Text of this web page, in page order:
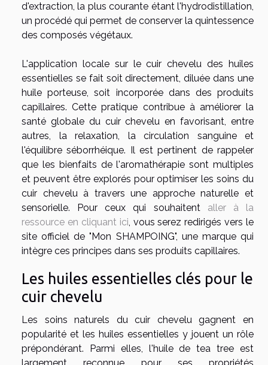
d'extraction, la plus courante étant l'hydrodistillation,
un procédé qui permet de conserver la quintessence
des composés végétaux.
L'application locale sur le cuir chevelu des huiles
essentielles se fait soit directement, diluée dans une
huile porteuse, soit incorporée dans des produits
capillaires. Cette pratique contribue à améliorer la
santé globale du cuir chevelu en favorisant, entre
autres, la relaxation, la circulation sanguine et
l'équilibre séborrhéique. Il est pertinent de rappeler
que les bienfaits de l'aromathérapie sont multiples
et peuvent être explorés pour optimiser les soins du
cuir chevelu à travers une approche naturelle et
sensorielle. Pour ceux qui souhaitent aller à la
ressource en cliquant ici, vous serez redirigés vers le
site officiel de "Mon SHAMPOING", une marque qui
intègre ces principes dans ses produits capillaires.
Les huiles essentielles clés pour le
cuir chevelu
Les soins naturels du cuir chevelu gagnent en
popularité et les huiles essentielles y jouent un rôle
prépondérant. Parmi elles, l'huile de tea tree est